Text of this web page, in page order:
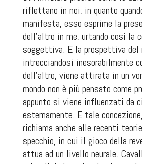
riflettano in noi, in quanto
manifesta, esso esprime la
dell’altro in me, urtando così la
soggettiva. E la prospettiva del
intrecciandosi inesorabilmente
dell’altro, viene attirata in un
mondo non è più pensato come
appunto si viene influenzati da
esternamente. E tale
richiama anche alle recenti
specchio, in cui il gioco della
attua ad un livello neurale.